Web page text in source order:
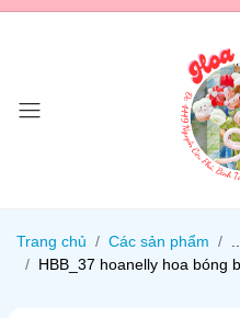
Trang chủ Các sản phẩm
HBB_37 hoanelly hoa bóng